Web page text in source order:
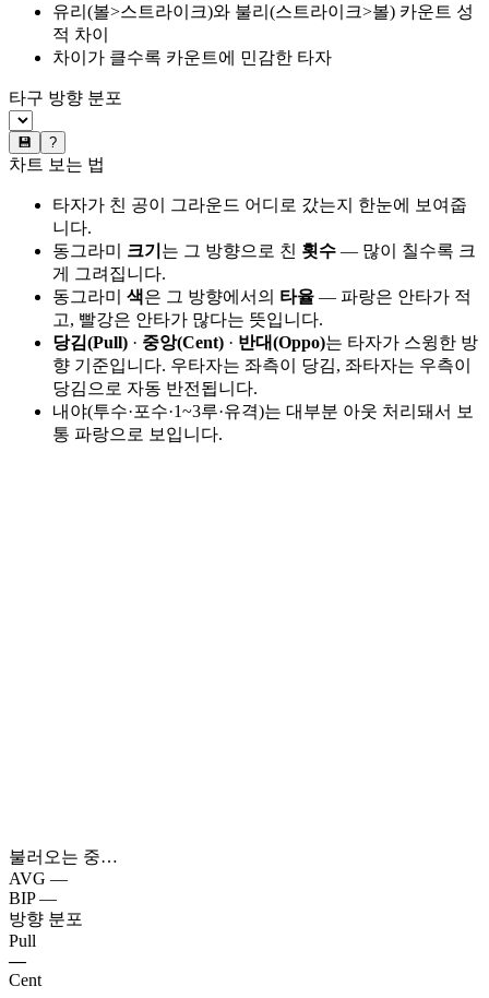
유리(볼>스트라이크)와 불리(스트라이크>볼) 카운트 성
적 차이
차이가 클수록 카운트에 민감한 타자
타구 방향 분포
💾 ?
차트 보는 법
타자가 친 공이 그라운드 어디로 갔는지 한눈에 보여줍
니다.
동그라미 크기 는 그 방향으로 친 횟수 — 많이 칠수록 크
게 그려집니다.
동그라미 색은 그 방향에서의 타율 — 파랑은 안타가 적
고, 빨강은 안타가 많다는 뜻입니다.
당김(Pull) · 중앙(Cent) · 반대(Oppo)는 타자가 스윙한 방
향 기준입니다. 우타자는 좌측이 당김, 좌타자는 우측이
당김으로 자동 반전됩니다.
내야(투수·포수·1~3루·유격)는 대부분 아웃 처리돼서 보
통 파랑으로 보입니다.
불러오는 중…
AVG —
BIP —
방향 분포
Pull
—
Cent